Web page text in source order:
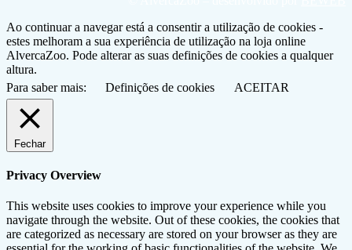
Ao continuar a navegar está a consentir a utilização de cookies -
estes melhoram a sua experiência de utilização na loja online
AlvercaZoo. Pode alterar as suas definições de cookies a qualquer
altura.
Para saber mais:
Definições de cookies ACEITAR
Fechar
Privacy Overview
This website uses cookies to improve your experience while you
navigate through the website. Out of these cookies, the cookies that
are categorized as necessary are stored on your browser as they are